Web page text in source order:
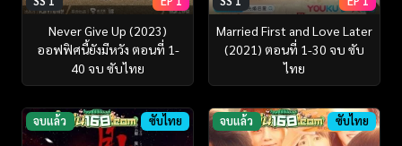
Never Give Up (2023)
ออฟฟิศนี้ยังมีหวัง ตอนที่ 1-
40 จบ ซับไทย
Married First and Love Later
(2021) ตอนที่ 1-30 จบ ซับ
ไทย
จบแล้ว ซับไทย จบแล้ว ซับไทย